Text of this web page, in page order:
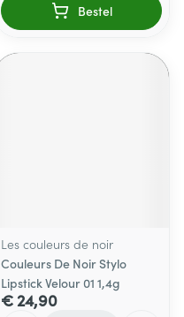
Bestel
Les couleurs de noir
Couleurs De Noir Stylo
Lipstick Velour 01 1,4g
€ 24,90